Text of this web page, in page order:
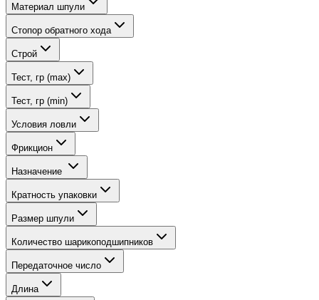
Материал шпули
Стопор обратного хода
Строй
Тест, гр (max)
Тест, гр (min)
Условия ловли
Фрикцион
Назначение
Кратность упаковки
Размер шпули
Количество шарикоподшипников
Передаточное число
Длина